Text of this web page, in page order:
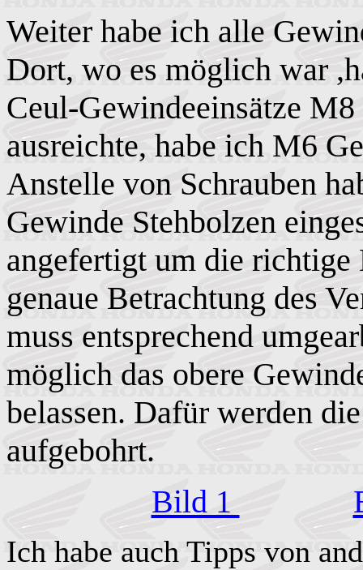
Weiter habe ich alle
Dort, wo es möglich war
Ceul-Gewindeeinsätze
ausreichte, habe ich M6
Anstelle von Schrauben
Gewinde Stehbolzen
angefertigt um die richtige
genaue Betrachtung des
muss entsprechend
möglich das obere
belassen. Dafür werden
aufgebohrt.
Bild 1
Ich habe auch Tipps von